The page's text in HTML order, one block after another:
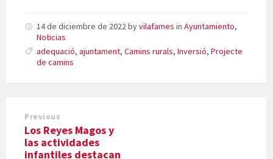
14 de diciembre de 2022byvilafames in Ayuntamiento,
Noticias
adequació, ajuntament, Camins rurals, Inversió, Projecte
de camins
Previous
Los Reyes Magos y
las actividades
infantiles destacan